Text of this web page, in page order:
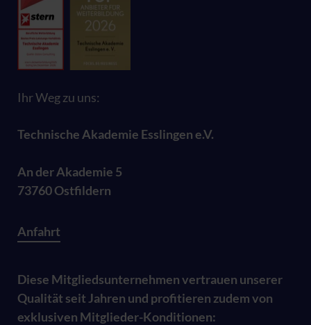
Ihr Weg zu uns:
Technische Akademie Esslingen e.V.
An der Akademie 5
73760 Ostfildern
Anfahrt
Diese Mitgliedsunternehmen vertrauen unserer
Qualität seit Jahren und profitieren zudem von
exklusiven Mitglieder-Konditionen: